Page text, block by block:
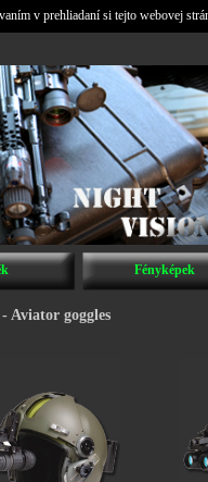
v prehliadaní si tejto webovej
Fényképek
Aviator goggles